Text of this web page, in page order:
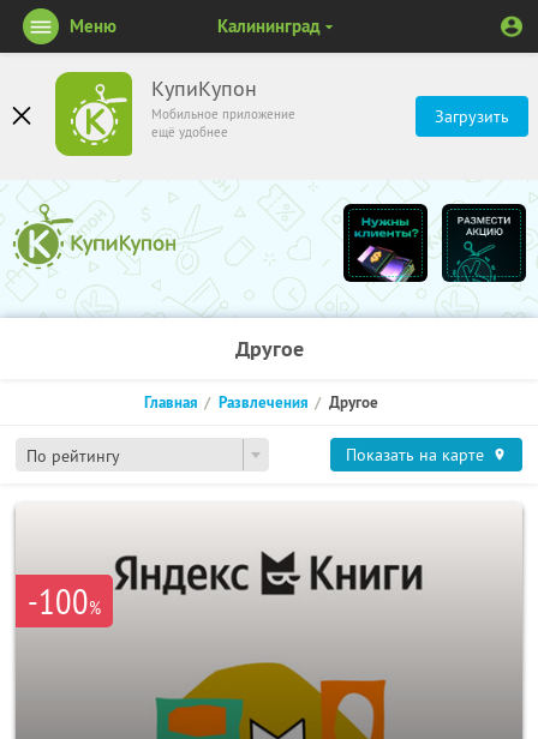
КупиКупон
Мобильное приложение
ещё удобнее
Загрузить
Меню Калининград
Другое
По рейтингу
Главная Развлечения Другое
Показать на карте
-100%